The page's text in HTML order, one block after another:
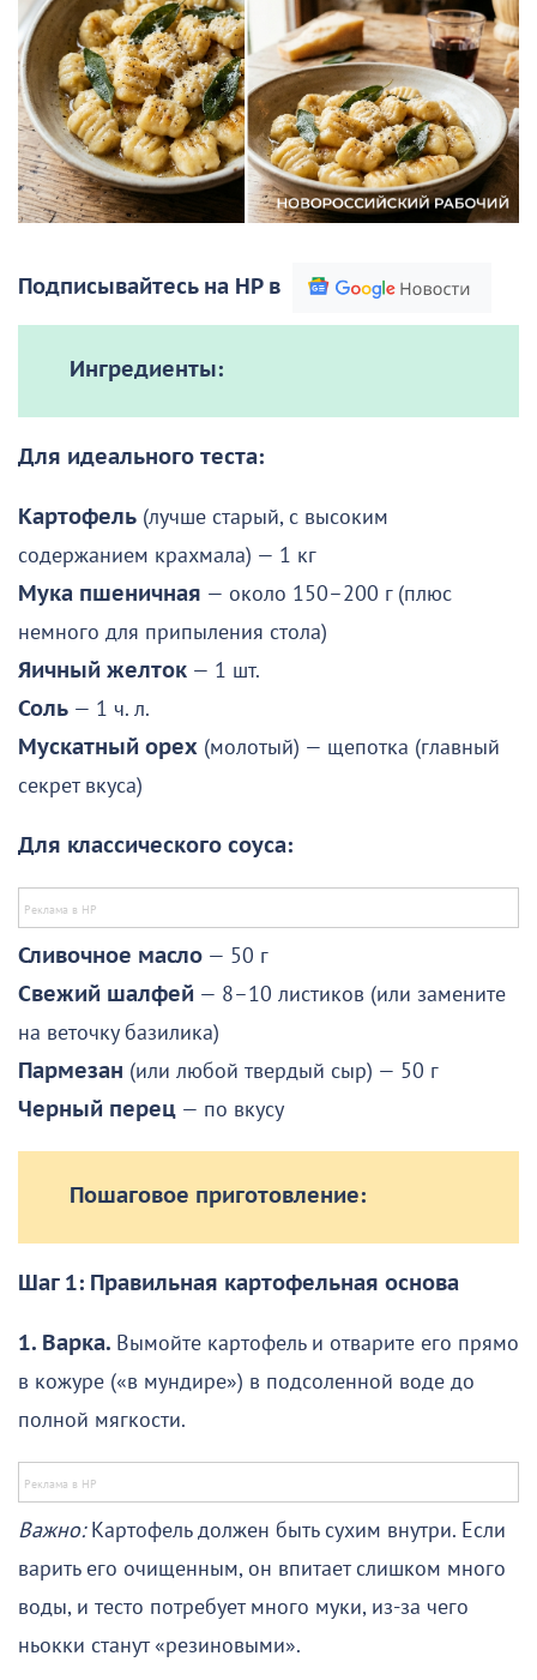
Подписывайтесь на НР в
Ингредиенты:
Для идеального теста:
Картофель (лучше старый, с высоким
содержанием крахмала) — 1 кг
Мука пшеничная — около 150–200 г (плюс
немного для припыления стола)
Яичный желток — 1 шт.
Соль — 1 ч. л.
Мускатный орех (молотый) — щепотка (главный
секрет вкуса)
Для классического соуса:
Сливочное масло — 50 г
Свежий шалфей — 8–10 листиков (или замените
на веточку базилика)
Пармезан (или любой твердый сыр) — 50 г
Черный перец — по вкусу
Пошаговое приготовление:
Шаг 1: Правильная картофельная основа
1. Варка. Вымойте картофель и отварите его прямо
в кожуре («в мундире») в подсоленной воде до
полной мягкости.
Важно:Картофель должен быть сухим внутри. Если
варить его очищенным, он впитает слишком много
воды, и тесто потребует много муки, из-за чего
ньокки станут «резиновыми».